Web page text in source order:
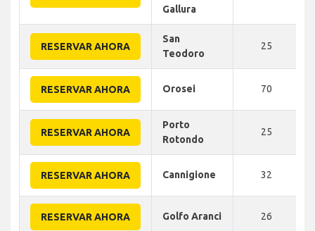
Gallura
RESERVAR AHORA
San
Teodoro
25
RESERVAR AHORA Orosei 70
RESERVAR AHORA
Porto
Rotondo
25
RESERVAR AHORA Cannigione 32
RESERVAR AHORA Golfo Aranci 26